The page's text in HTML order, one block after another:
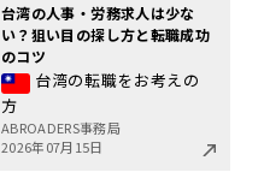
台湾の人事・労務求人は少な
い？狙い目の探し方と転職成功
のコツ
台湾の転職をお考えの
方
ABROADERS事務局
2026年07月15日